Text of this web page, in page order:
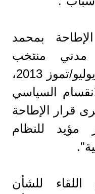
بمحمد
منتخب
ديمقراطيًا بمصر، في 3 يوليو/تموز 2013،
السياسي
قرار الإطاحة
مؤيد للنظام
للشأن